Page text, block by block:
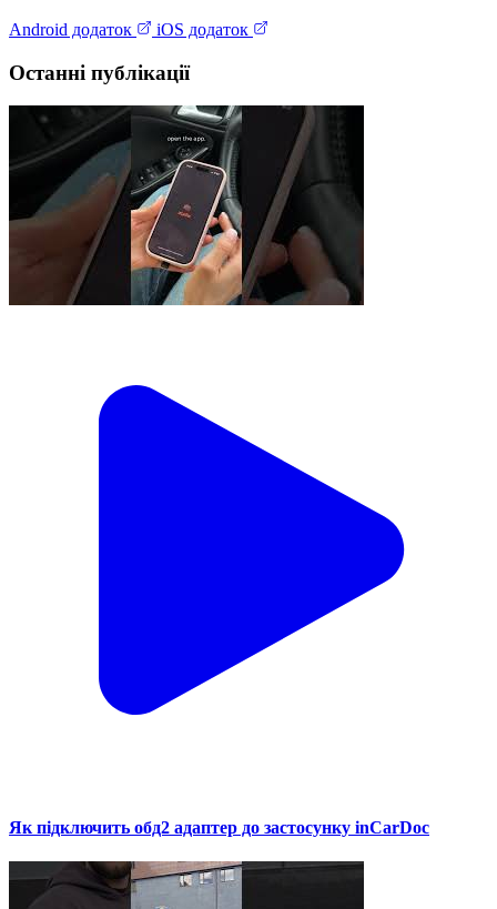
Android додаток iOS додаток
Останні публікації
Як підключить обд2 адаптер до застосунку inCarDoc